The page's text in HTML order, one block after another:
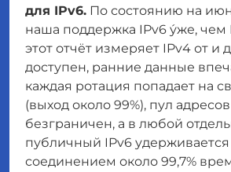
для IPv6. По состоянию на
наша поддержка IPv6 у́же, чем
этот отчёт измеряет IPv4 от и
доступен, ранние данные
каждая ротация попадает на
(выход около 99%), пул
безграничен, а в любой
публичный IPv6
соединением около 99,7%